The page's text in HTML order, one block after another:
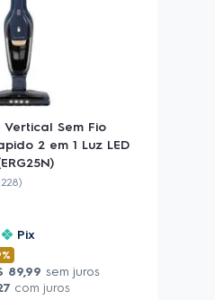
Sem Fio
2 em 1 Luz LED
Pix
89,99 sem juros
com juros